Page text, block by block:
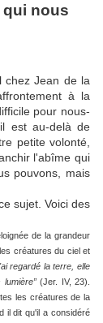
qui nous
chez Jean de la
à la
pour nous-
est au-delà de
petite volonté,
l'abîme qui
pouvons, mais
sujet. Voici des
de la grandeur
créatures du ciel et
regardé la terre, elle
(Jer. IV, 23).
les créatures de la
il dit qu'il a considéré